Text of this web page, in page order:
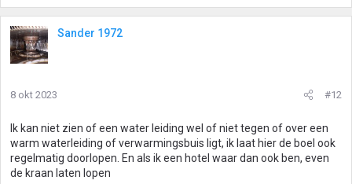
Sander 1972
8 okt 2023 #12
Ik kan niet zien of een water leiding wel of niet tegen of over een
warm waterleiding of verwarmingsbuis ligt, ik laat hier de boel ook
regelmatig doorlopen. En als ik een hotel waar dan ook ben, even
de kraan laten lopen